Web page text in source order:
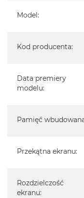
Model :
Kod producenta:
Data premiery
modelu:
Pamięć
Przekątna ekranu:
Rozdzielczość
ekranu: